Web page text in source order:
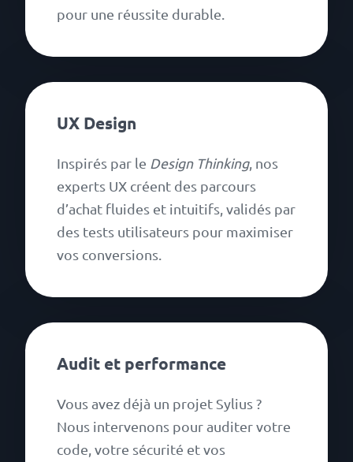
pour une réussite durable.
UX Design
Inspirés par le Design Thinking, nos
experts UX créent des parcours
d’achat fluides et intuitifs, validés par
des tests utilisateurs pour maximiser
vos conversions.
Audit et performance
Vous avez déjà un projet Sylius ?
Nous intervenons pour auditer votre
code, votre sécurité et vos